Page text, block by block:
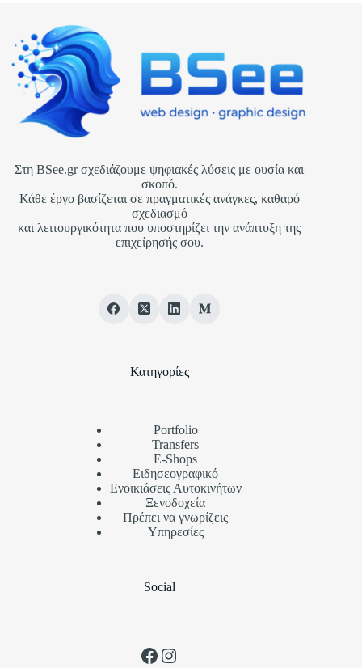
Στη BSee.gr σχεδιάζουμε ψηφιακές λύσεις με ουσία και
σκοπό.
Κάθε έργο βασίζεται σε πραγματικές ανάγκες, καθαρό
σχεδιασμό
και λειτουργικότητα που υποστηρίζει την ανάπτυξη της
επιχείρησής σου.
Κατηγορίες
Portfolio
Transfers
Ε-Shops
Ειδησεογραφικό
Ενοικιάσεις Αυτοκινήτων
Ξενοδοχεία
Πρέπει να γνωρίζεις
Υπηρεσίες
Social
Facebook
Instagram